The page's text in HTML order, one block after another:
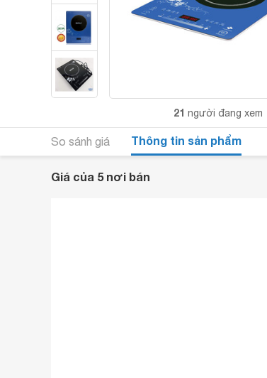
21 người đang xem
So sánh giá Thông tin sản phẩm
Giá của 5 nơi bán